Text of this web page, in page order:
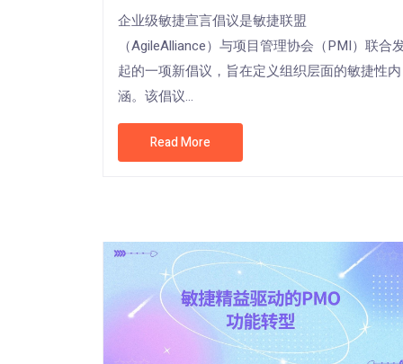
企业级敏捷宣言倡议是敏捷联盟
（AgileAlliance）与项目管理协会（PMI）联合
起的一项新倡议，旨在定义组织层面的敏捷性内
涵。该倡议...
Read More